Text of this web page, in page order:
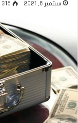
سبتمبر 6, 2021 315